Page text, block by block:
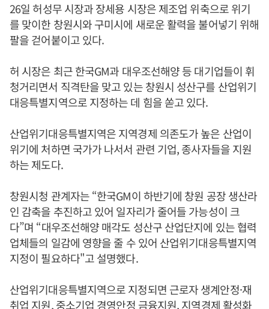
26일 허성무 시장과 장세용 시장은 제조업 위축으로 위기
를 맞이한 창원시와 구미시에 새로운 활력을 불어넣기 위해
팔을 걷어붙이고 있다.
허 시장은 최근 한국GM과 대우조선해양 등 대기업들이 휘
청거리면서 직격탄을 맞고 있는 창원시 성산구를 산업위기
대응특별지역으로 지정하는 데 힘을 쏟고 있다.
산업위기대응특별지역은 지역경제 의존도가 높은 산업이
위기에 처하면 국가가 나서서 관련 기업, 종사자들을 지원
하는 제도다.
창원시청 관계자는 “한국GM이 하반기에 창원 공장 생산라
인 감축을 추진하고 있어 일자리가 줄어들 가능성이 크
다”며 “대우조선해양 매각도 성산구 산업단지에 있는 협력
업체들의 일감에 영향을 줄 수 있어 산업위기대응특별지역
지정이 필요하다"고 설명했다.
산업위기대응특별지역으로 지정되면 근로자 생계안정·재
취업 지원, 중소기업 경영안정 금융지원, 지역경제 활성화